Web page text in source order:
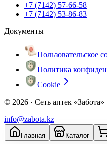
+7 (7142) 57-66-58
+7 (7142) 53-86-83
Документы
Пользовательское
Политика
Cookie
© 2026 · Сеть аптек
info@zabota.kz
Главная Каталог